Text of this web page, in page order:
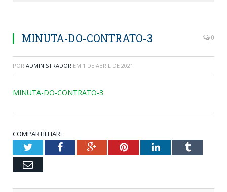
MINUTA-DO-CONTRATO-3 0
POR ADMINISTRADOR EM 1 DE ABRIL DE 2021
MINUTA-DO-CONTRATO-3
COMPARTILHAR:
TwitterFacebookGoogle+PinterestLinkedInTumblr
Email